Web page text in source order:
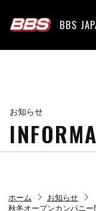
BBS
お知らせ
ホーム chevron_right お知らせ chevron_right
秋冬オープンカンパニー